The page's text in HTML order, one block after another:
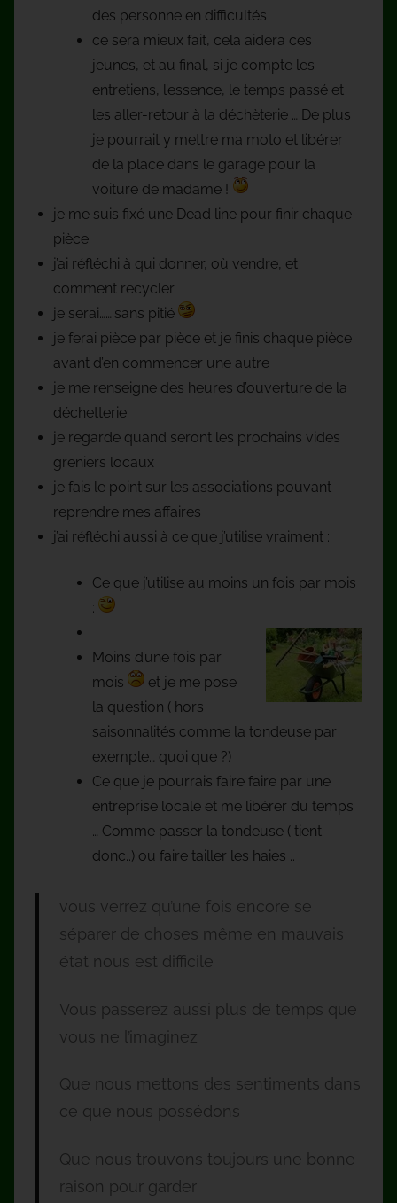
des personne en difficultés
ce sera mieux fait, cela aidera ces
jeunes, et au final, si je compte les
entretiens, l’essence, le temps passé et
les aller-retour à la déchèterie … De plus
je pourrait y mettre ma moto et libérer
de la place dans le garage pour la
voiture de madame !
je me suis fixé une Dead line pour finir chaque
pièce
j’ai réfléchi à qui donner, où vendre, et
comment recycler
je serai…….sans pitié
je ferai pièce par pièce et je finis chaque pièce
avant d’en commencer une autre
je me renseigne des heures d’ouverture de la
déchetterie
je regarde quand seront les prochains vides
greniers locaux
je fais le point sur les associations pouvant
reprendre mes affaires
j’ai réfléchi aussi à ce que j’utilise vraiment :
Ce que j’utilise au moins un fois par mois
:
Moins d’une fois par
mois
et je me pose
la question ( hors
saisonnalités comme la tondeuse par
exemple… quoi que ?)
Ce que je pourrais faire faire par une
entreprise locale et me libérer du temps
… Comme passer la tondeuse ( tient
donc..) ou faire tailler les haies ..
vous verrez qu’une fois encore se
séparer de choses même en mauvais
état nous est difficile
Vous passerez aussi plus de temps que
vous ne l’imaginez
Que nous mettons des sentiments dans
ce que nous possédons
Que nous trouvons toujours une bonne
raison pour garder